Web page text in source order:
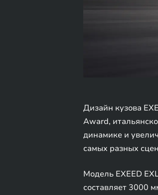
Дизайн кузова
Award,
динамике и
самых разных
Модель EXEED
составляет 3000